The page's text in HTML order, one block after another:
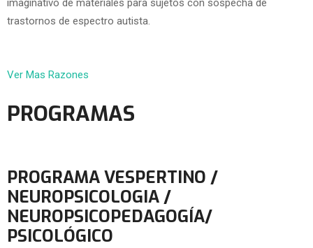
imaginativo de materiales para sujetos con sospecha de
trastornos de espectro autista.
Ver Mas Razones
PROGRAMAS
PROGRAMA VESPERTINO /
NEUROPSICOLOGIA /
NEUROPSICOPEDAGOGÍA/
PSICOLÓGICO